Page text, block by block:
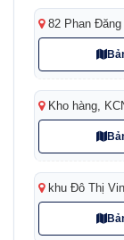
82 Phan
Kho hàng,
khu Đô Thị